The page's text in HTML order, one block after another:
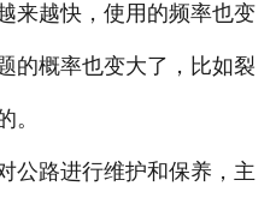
越快，使用的频率也变
的概率也变大了，比如裂
。
路进行维护和保养，主